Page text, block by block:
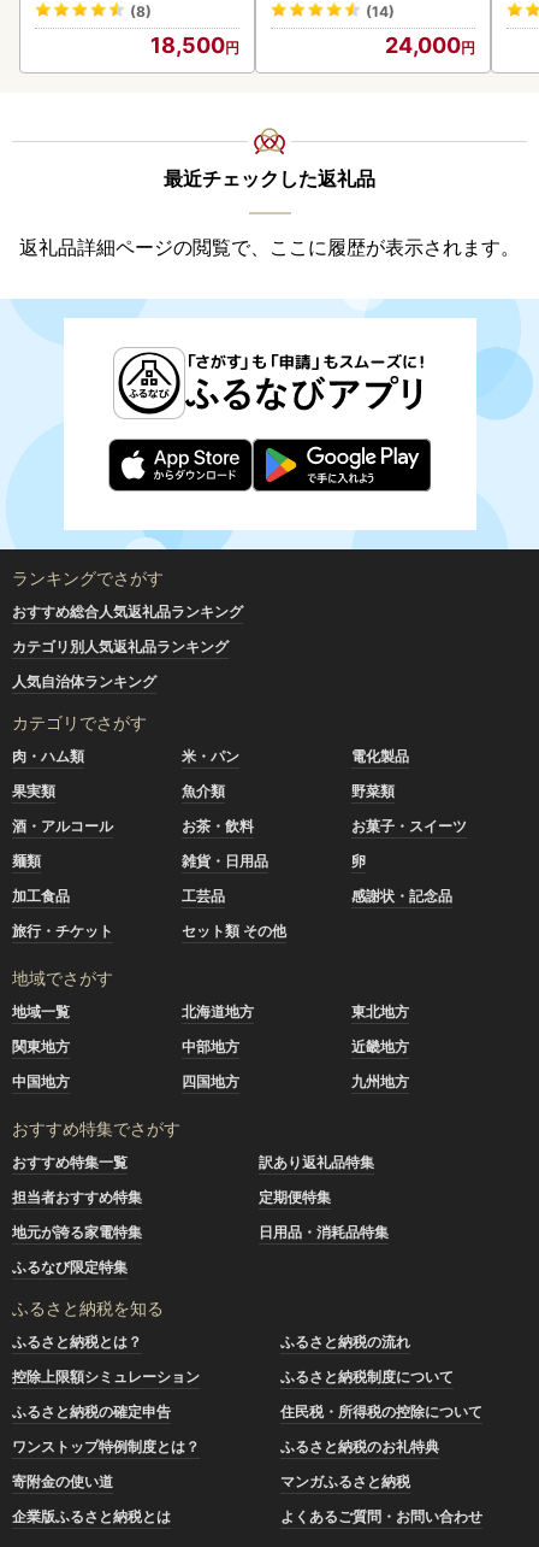
(8)
18,500
(14)
24,000
最近チェックした返礼品
返礼品詳細ページの閲覧で、ここに履歴が表示されます。
ランキングでさがす
おすすめ総合人気返礼品ランキング
カテゴリ別人気返礼品ランキング
人気自治体ランキング
カテゴリでさがす
肉・ハム類 米・パン
電化製品
果実類
魚介類
野菜類
酒・アルコール
お茶・飲料
お菓子・スイーツ
麺類
雑貨・日用品
卵
加工食品
工芸品
感謝状・記念品
旅行・チケット
セット類 その他
地域でさがす
地域一覧 北海道地方
東北地方
関東地方
中部地方
近畿地方
中国地方
四国地方 九州地方
おすすめ特集でさがす
おすすめ特集一覧
訳あり返礼品特集
担当者おすすめ特集
定期便特集
地元が誇る家電特集
日用品・消耗品特集
ふるなび限定特集
ふるさと納税を知る
ふるさと納税とは？
ふるさと納税の流れ
控除上限額シミュレーション
ふるさと納税制度について
ふるさと納税の確定申告
住民税・所得税の控除について
ワンストップ特例制度とは？
ふるさと納税のお礼特典
寄附金の使い道
マンガふるさと納税
企業版ふるさと納税とは
よくあるご質問・お問い合わせ